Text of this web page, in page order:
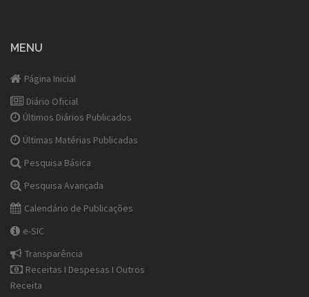
MENU
Página Inicial
Diário Oficial
Últimos Diários Publicados
Últimas Matérias Publicadas
Pesquisa Básica
Pesquisa Avançada
Calendário de Publicações
e-SIC
Transparência
Receitas I Despesas I Outros
Receita